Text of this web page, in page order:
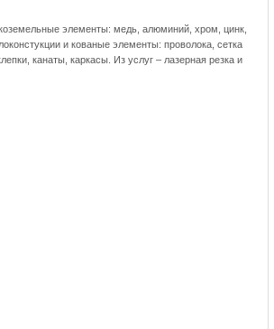
элементы: медь, алюминий, хром, цинк,
и кованые элементы: проволока, сетка
канаты, каркасы. Из услуг – лазерная резка и